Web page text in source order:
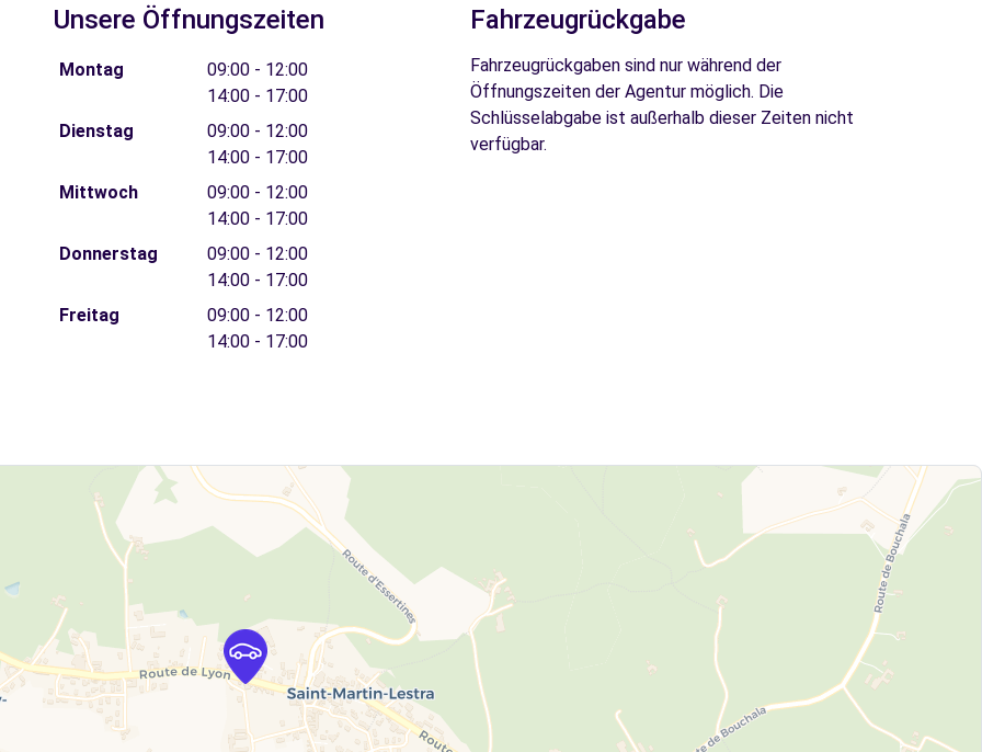
Unsere Öffnungszeiten
Montag
09:00 - 12:00
14:00 - 17:00
Dienstag
09:00 - 12:00
14:00 - 17:00
Mittwoch
09:00 - 12:00
14:00 - 17:00
Donnerstag
09:00 - 12:00
14:00 - 17:00
Freitag
09:00 - 12:00
14:00 - 17:00
Fahrzeugrückgabe
Fahrzeugrückgaben sind nur während der
Öffnungszeiten der Agentur möglich. Die
Schlüsselabgabe ist außerhalb dieser Zeiten nicht
verfügbar.